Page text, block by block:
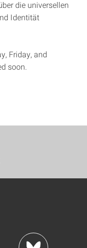
die universellen
Identität
Friday, and
soon.